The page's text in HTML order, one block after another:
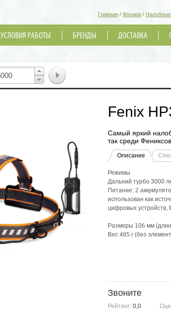
Главная / Фонари /
УСЛОВИЯ РАБОТЫ БРЕНДЫ ДОСТАВКА
Fenix
Самый яркий
так среди
Описание
Режимы
Дальний турбо 3000
Питание: 2
использован как
цифровых устройств,
Размеры 106 мм
Вес 465 г (без
Звоните
Рейтинг: 0,0